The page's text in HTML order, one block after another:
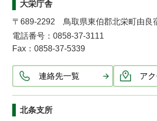
大栄庁舎
〒689-2292 鳥取県東伯郡北栄町由良
電話番号：0858-37-3111
Fax：0858-37-5339
連絡先一覧 ア
北条支所